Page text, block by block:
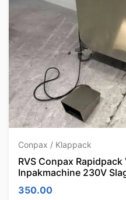
Conpax / Klappack
RVS Conpax
Inpakmachine 230V
350.00